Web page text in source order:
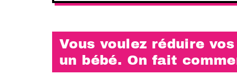
Vous voulez réduire
un bébé. On fait